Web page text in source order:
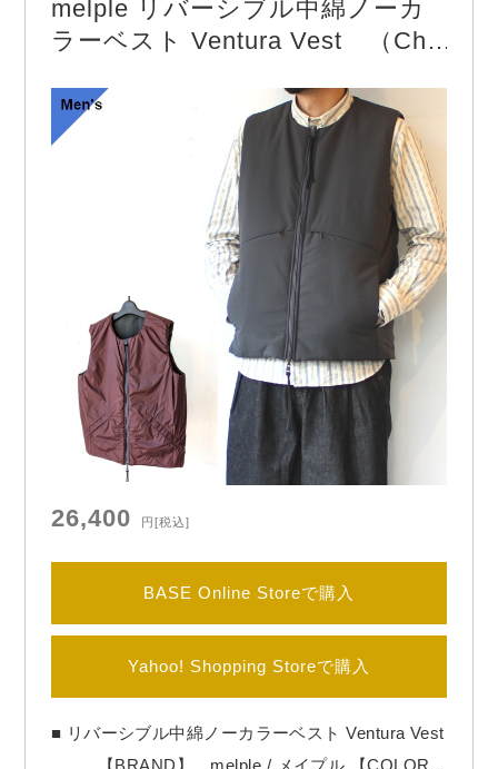
エンティースセンチュリー
【COLOR】　Navy
another 20th centuryより「River Runs Jacket – C/
今期はコットンリップストップ生地の新バージョ
ウェイディングジャケットの…
melple リバーシブル中綿ノーカ
ラーベスト Ventura Vest （Cha
26,400 円[税込]
BASE Online Storeで購入
Yahoo! Shopping Storeで購入
■ リバーシブル中綿ノーカラーベスト Ventura Vest